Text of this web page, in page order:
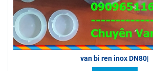
van bi ren inox DN80|